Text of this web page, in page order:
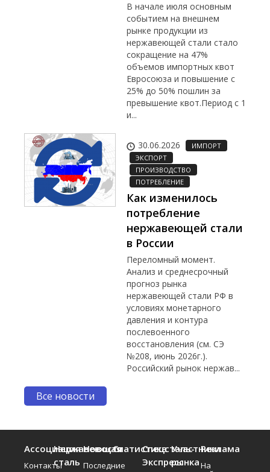
В начале июля основным
событием на внешнем
рынке продукции из
нержавеющей стали стало
сокращение на 47%
объемов импортных квот
Евросоюза и повышение с
25% до 50% пошлин за
превышение квот.Период с 1
и...
30.06.2026
ИМПОРТ
ЭКСПОРТ
ПРОИЗВОДСТВО
ПОТРЕБЛЕНИЕ
Как изменилось
потребление
нержавеющей стали
в России
Переломный момент.
Анализ и среднесрочный
прогноз рынка
нержавеющей стали РФ в
условиях монетарного
давления и контура
послевоенного
восстановления (см. СЭ
№208, июнь 2026г.).
Российский рынок нержав...
Все новости
Ассоциация
Контакты
Нержавеющая
сталь
Новости
Последние
СтатистикаСпецсталь-
Экспресс
Участники
рынка
Реклама
На